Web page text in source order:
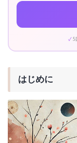
5
はじめに